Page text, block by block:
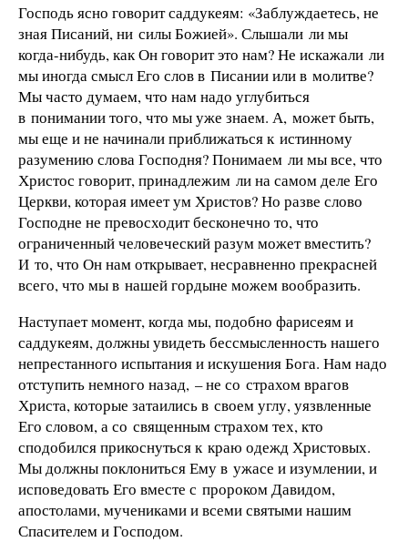
Господь ясно говорит саддукеям: «Заблуждаетесь, не
зная Писаний, ни силы Божией». Слышали ли мы
когда-нибудь, как Он говорит это нам? Не искажали ли
мы иногда смысл Его слов в Писании или в молитве?
Мы часто думаем, что нам надо углубиться
в понимании того, что мы уже знаем. А, может быть,
мы еще и не начинали приближаться к истинному
разумению слова Господня? Понимаем ли мы все, что
Христос говорит, принадлежим ли на самом деле Его
Церкви, которая имеет ум Христов? Но разве слово
Господне не превосходит бесконечно то, что
ограниченный человеческий разум может вместить?
И то, что Он нам открывает, несравненно прекрасней
всего, что мы в нашей гордыне можем вообразить.
Наступает момент, когда мы, подобно фарисеям и
саддукеям, должны увидеть бессмысленность нашего
непрестанного испытания и искушения Бога. Нам надо
отступить немного назад, – не со страхом врагов
Христа, которые затаились в своем углу, уязвленные
Его словом, а со священным страхом тех, кто
сподобился прикоснуться к краю одежд Христовых.
Мы должны поклониться Ему в ужасе и изумлении, и
исповедовать Его вместе с пророком Давидом,
апостолами, мучениками и всеми святыми нашим
Спасителем и Господом.